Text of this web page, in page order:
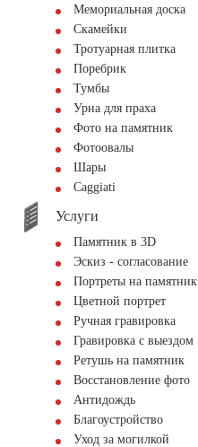
Мемориальная доска
Скамейки
Тротуарная плитка
Поребрик
Тумбы
Урна для праха
Фото на памятник
Фотоовалы
Шары
Сaggiati
Услуги
Памятник в 3D
Эскиз - согласование
Портреты на памятник
Цветной портрет
Ручная гравировка
Гравировка с выездом
Ретушь на памятник
Восстановление фото
Антидождь
Благоустройство
Уход за могилкой